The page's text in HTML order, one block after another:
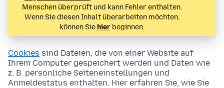
Menschen überprüft und kann Fehler enthalten.
Wenn Sie diesen Inhalt überarbeiten möchten,
können Sie hierbeginnen.
Cookies sind Dateien, die von einer Website auf
Ihrem Computer gespeichert werden und Daten wie
z. B. persönliche Seiteneinstellungen und
Anmeldestatus enthalten. Hier erfahren Sie, wie Sie